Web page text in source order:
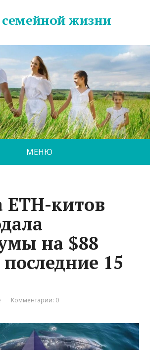
семейной жизни
МЕНЮ
ETH-китов
на $88
15
Комментарии: 0